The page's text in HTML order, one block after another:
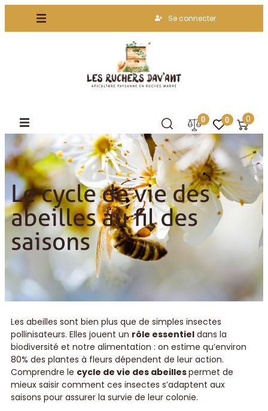
Se connecter
0 0 0
Accueil Le cycle de vie des abeilles au fil des saisons
Le cycle de vie des
abeilles au fil des
saisons
Les abeilles sont bien plus que de simples insectes
pollinisateurs. Elles jouent un rôle essentiel dans la
biodiversité et notre alimentation : on estime qu’environ
80% des plantes à fleurs dépendent de leur action.
Comprendre le cycle de vie des abeillespermet de
mieux saisir comment ces insectes s’adaptent aux
saisons pour assurer la survie de leur colonie.